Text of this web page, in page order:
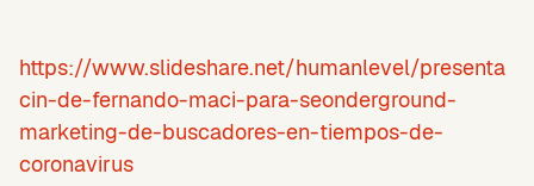
https://www.slideshare.net/humanlevel/presenta
cin-de-fernando-maci-para-seonderground-
marketing-de-buscadores-en-tiempos-de-
coronavirus